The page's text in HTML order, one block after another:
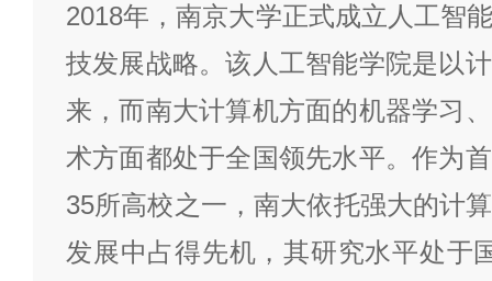
2018年，南京大学正式成立人工智
技发展战略。该人工智能学院是以
来，而南大计算机方面的机器学习
术方面都处于全国领先水平。作为
35所高校之一，南大依托强大的计
发展中占得先机，其研究水平处于